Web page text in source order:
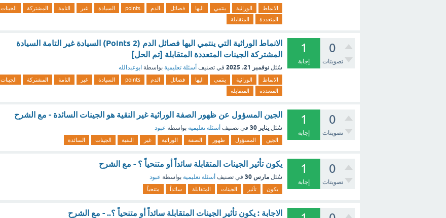
الانماط الوراثية ينتمي اليها فصائل الدم points السيادة غير التامة المشتركة
الجينات
المتعددة
المتقابلة
0
تصويتات
1
إجابة
الانماط الوراثية التي ينتمي اليها فصائل الدم (2 Points) السيادة غير التامة السيادة
المشتركة الجينات المتعددة المتقابلة [تم الحل]
سُئل نوفمبر 21، 2025 في تصنيف أسئلة تعليمية بواسطة ابوعبدالله
الانماط الوراثية ينتمي اليها فصائل الدم points السيادة غير التامة المشتركة
الجينات
المتعددة
المتقابلة
0
تصويتات
1
إجابة
الجين المسؤول عن ظهور الصفة الوراثية غير النقية هو الجينات السائدة - مع الشرح
سُئل يناير 30 في تصنيف أسئلة تعليمية بواسطة عبود
الجين المسؤول ظهور الصفة الوراثية غير النقية الجينات السائدة
0
تصويتات
1
إجابة
يكون تأثير الجينات المتقابلة سائداً أو متنحياً ؟ - مع الشرح
سُئل مارس 30 في تصنيف أسئلة تعليمية بواسطة عبود
يكون تأثير الجينات المتقابلة سائداً متنحياً
الاجابة : يكون تأثير الجينات المتقابلة سائداً أو متنحياً ؟.. - مع الشرح